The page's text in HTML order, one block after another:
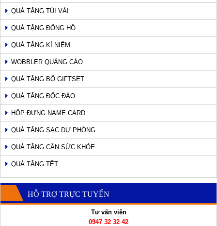
QUÀ TẶNG TÚI VẢI
QUÀ TẶNG ĐỒNG HỒ
QUÀ TẶNG KỈ NIỆM
WOBBLER QUẢNG CÁO
QUÀ TẶNG BỘ GIFTSET
QUÀ TẶNG ĐỘC ĐÁO
HỘP ĐỰNG NAME CARD
QUÀ TẶNG SẠC DỰ PHÒNG
QUÀ TẶNG CÂN SỨC KHỎE
QUÀ TẶNG TẾT
HỖ TRỢ TRỰC TUYẾN
Tư vấn viên
0947 32 32 42